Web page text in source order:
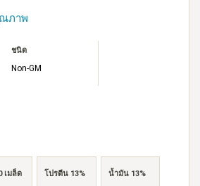
ภาพ
ชนิด
Non-GM
เมล็ด
โปรตีน 13% น้ำมัน 13%